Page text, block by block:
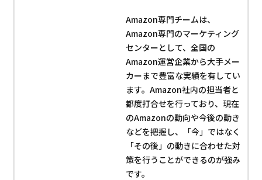
Amazon専門チームは、
Amazon専門のマーケティング
センターとして、全国の
Amazon運営企業から大手メー
カーまで豊富な実績を有してい
ます。Amazon社内の担当者と
都度打合せを行っており、現在
のAmazonの動向や今後の動き
などを把握し、「今」ではなく
「その後」の動きに合わせた対
策を行うことができるのが強み
です。